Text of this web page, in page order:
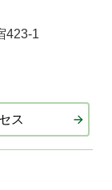
423-1
ス